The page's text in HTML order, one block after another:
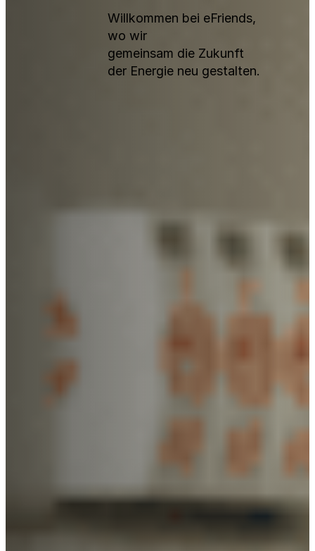
Willkom­men bei eFriends,
wo wir
gemein­sam die Zukun­ft
der Energie neu gestal­ten.